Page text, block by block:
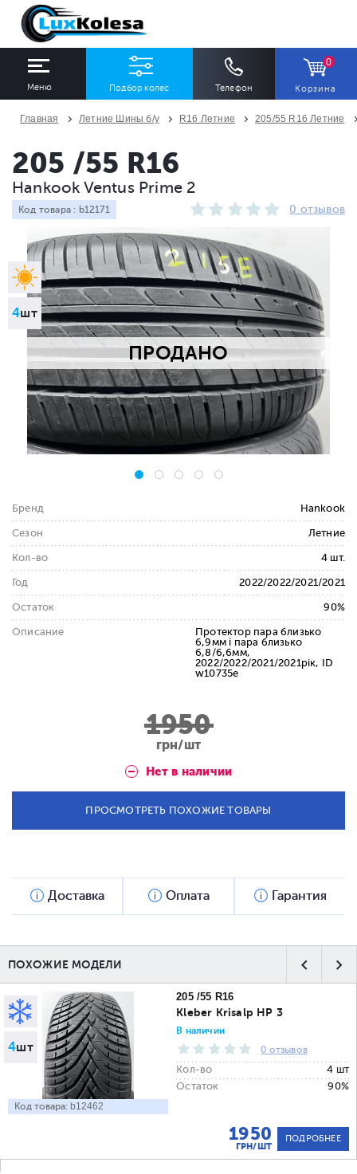
Меню Подбор колес Телефон
0
Корзина
Ширина
Все
Профиль
Все
Сезон
Все
Количество
Все
ПОДОБРАТЬ
Главная Летние Шины б/у R16 Летние 205/55 R16 Летние
ПРОДАНО
4шт
205 /55 R16
Hankook Ventus Prime 2
Код товара : b12171 0 отзывов
Бренд Hankook
Сезон Летние
Кол-во 4 шт.
Год 2022/2022/2021/2021
Остаток 90%
Описание
Протектор пара близько
6,9мм і пара близько
6,8/6,6мм,
2022/2022/2021/2021рік, ID
w10735e
1950
грн/шт
Нет в наличии
ПРОСМОТРЕТЬ ПОХОЖИЕ ТОВАРЫ
Доставка Оплата Гарантия
ПОХОЖИЕ МОДЕЛИ
4шт
Код товара: b12462
205 /55 R16
Kleber Krisalp HP 3
В наличии
0 отзывов
Кол-во
4 шт
Остаток
90%
1950
ГРН/ШТ
ПОДРОБНЕЕ